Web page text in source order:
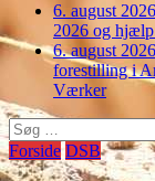
6. august 2026
2026 og hjælp
6. august 2026
forestilling i
Værker
Søg
efter:
Forside DSB